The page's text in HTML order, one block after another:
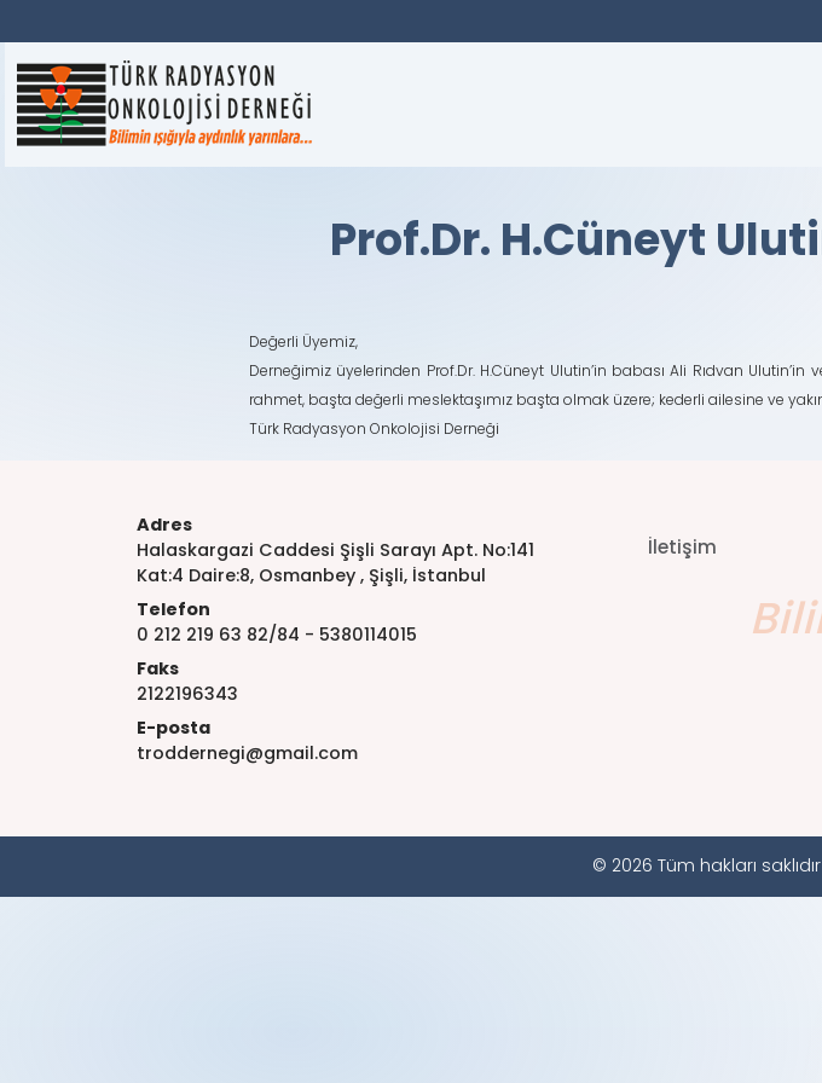
Prof.Dr. H.Cüneyt
Değerli Üyemiz,
Derneğimiz üyelerinden Prof.Dr. H.Cüneyt Ulutin’in babası Ali Rıdvan
rahmet, başta değerli meslektaşımız başta olmak üzere; kederli ailesine ve
Türk Radyasyon Onkolojisi Derneği
Adres
Halaskargazi Caddesi Şişli Sarayı Apt. No:141
Kat:4 Daire:8, Osmanbey , Şişli, İstanbul
Telefon
0 212 219 63 82/84 - 5380114015
Faks
2122196343
E-posta
troddernegi@gmail.com
İletişim
© 2026 Tüm hakları